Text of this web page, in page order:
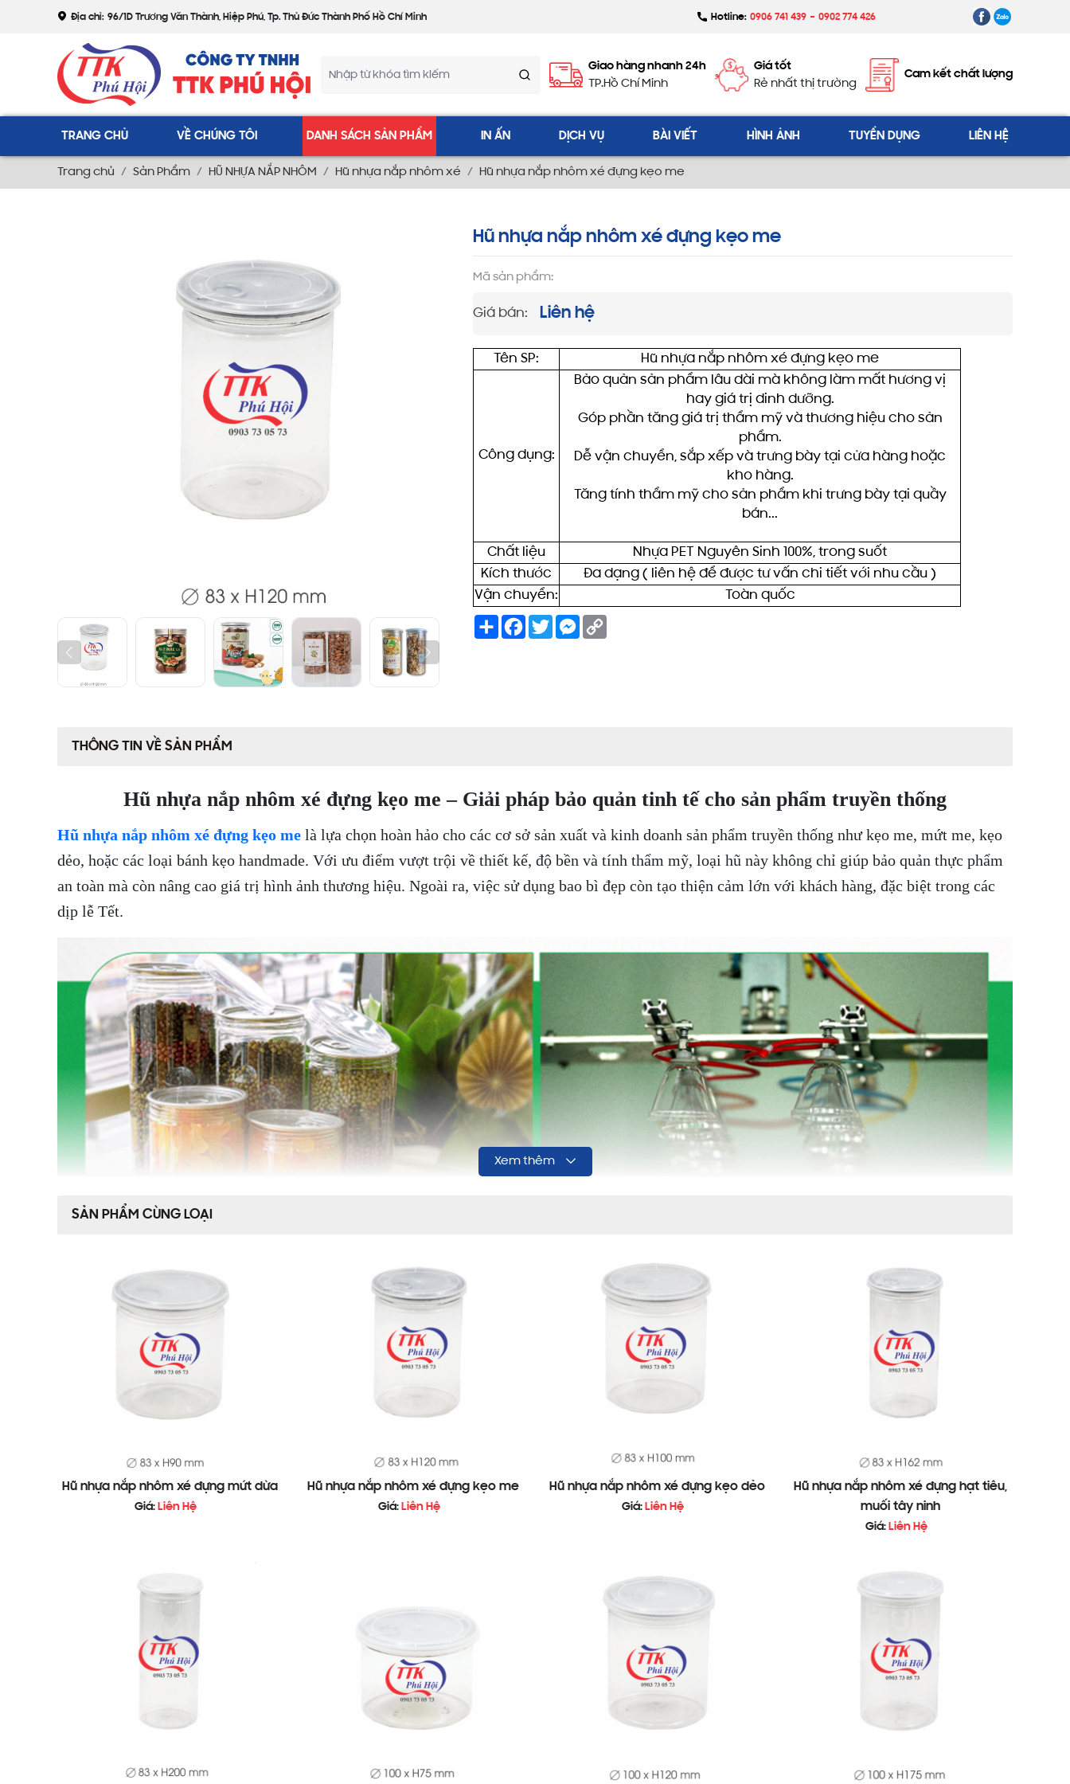
Địa chỉ: 96/1D Trương Văn Thành, Hiệp Phú, Tp. Thủ Đức Thành Phố Hồ Chí Minh Hotline: 0906 741 439 0902 774 426
Giao hàng nhanh 24h
TP.Hồ Chí Minh
Giá tốt
Rẻ nhất thị trường
Cam kết chất lượng
TRANG CHỦ VỀ CHÚNG TÔI DANH SÁCH SẢN PHẨM IN ẤN DỊCH VỤ BÀI VIẾT HÌNH ẢNH TUYỂN DỤNG LIÊN HỆ
Trang chủ Sản Phẩm HŨ NHỰA NẮP NHÔM Hũ nhựa nắp nhôm xé Hũ nhựa nắp nhôm xé đựng kẹo me
Hũ nhựa nắp nhôm xé đựng kẹo me
Mã sản phẩm:
Giá bán: Liên hệ
Tên SP: Hũ nhựa nắp nhôm xé đựng kẹo me
Công dụng:
Bảo quản sản phẩm lâu dài mà không làm mất hương vị
hay giá trị dinh dưỡng.
Góp phần tăng giá trị thẩm mỹ và thương hiệu cho sản
phẩm.
Dễ vận chuyển, sắp xếp và trưng bày tại cửa hàng hoặc
kho hàng.
Tăng tính thẩm mỹ cho sản phẩm khi trưng bày tại quầy
bán...
Chất liệu
Nhựa PET Nguyên Sinh 100%, trong suốt
Kích thước
Đa dạng ( liên hệ để được tư vấn chi tiết với nhu cầu )
Vận chuyển:
Toàn quốc
ShareFacebook
TwitterMessenger
THÔNG TIN VỀ SẢN PHẨM
Hũ nhựa nắp nhôm xé đựng kẹo me – Giải pháp bảo quản tinh tế cho sản phẩm truyền thống
Hũ nhựa nắp nhôm xé đựng kẹo me là lựa chọn hoàn hảo cho các cơ sở sản xuất và kinh doanh sản phẩm truyền thống như kẹo me, mứt me, kẹo
dẻo, hoặc các loại bánh kẹo handmade. Với ưu điểm vượt trội về thiết kế, độ bền và tính thẩm mỹ, loại hũ này không chỉ giúp bảo quản thực phẩm
an toàn mà còn nâng cao giá trị hình ảnh thương hiệu. Ngoài ra, việc sử dụng bao bì đẹp còn tạo thiện cảm lớn với khách hàng, đặc biệt trong các
dịp lễ Tết.
Bảo Quản Kẹo Me, Kẹo Dẻo, Kẹo Gừng, Mứt Trái Cây…
Thích Hợp Dùng Làm Bao Bì Quà Tặng, Quà Biếu Trong Các Dịp Lễ
Dễ Dàng Bày Bán Trong Siêu Thị, Tạp Hóa, Cửa Hàng Đặc Sản
Xem thêm
SẢN PHẨM CÙNG LOẠI
Hũ nhựa nắp nhôm xé đựng mứt dừa
Giá: Liên Hệ
Hũ nhựa nắp nhôm xé đựng kẹo me
Giá: Liên Hệ
Hũ nhựa nắp nhôm xé đựng kẹo dẻo
Giá: Liên Hệ
Hũ nhựa nắp nhôm xé đựng hạt tiêu,
muối tây ninh
Giá: Liên Hệ